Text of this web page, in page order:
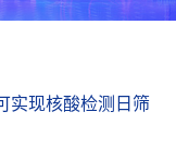
实现核酸检测日筛